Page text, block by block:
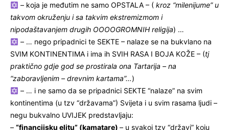
– koja je međutim ne samo OPSTALA – ( kroz “milenijume” u
takvom okruženju i sa takvim ekstremizmom i
nipodaštavanjem drugih OOOOGROMNIH religija) …
– … nego pripadnici te SEKTE – nalaze se na bukvlano na
SVIM KONTINENTIMA i ima ih SVIH RASA I BOJA KOŽE – (tj
praktično gdje god se prostirala ona Tartarija – na
“zaboravljenim – drevnim kartama”…)
– … i ne samo da se pripadnici SEKTE “nalaze” na svim
kontinentima (u tzv “državama”) Svijeta i u svim rasama ljudi –
negu bukvalno UVIJEK predstavljaju:
– “financijsku elitu” (kamatare) – u svakoj tzv “državi” koju